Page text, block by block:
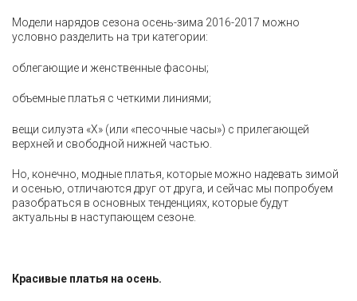
Модели нарядов сезона осень-зима 2016-2017 можно
условно разделить на три категории:
облегающие и женственные фасоны;
объемные платья с четкими линиями;
вещи силуэта «Х» (или «песочные часы») с прилегающей
верхней и свободной нижней частью.
Но, конечно, модные платья, которые можно надевать зимой
и осенью, отличаются друг от друга, и сейчас мы попробуем
разобраться в основных тенденциях, которые будут
актуальны в наступающем сезоне.
Красивые платья на осень.